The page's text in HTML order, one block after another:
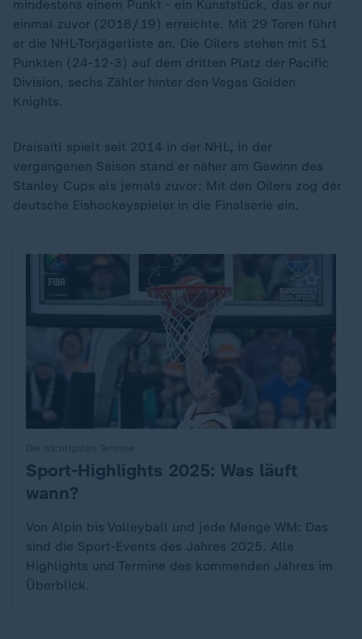
mindestens einem Punkt - ein Kunststück, das er nur
einmal zuvor (2018/19) erreichte. Mit 29 Toren führt
er die NHL-Torjägerliste an. Die Oilers stehen mit 51
Punkten (24-12-3) auf dem dritten Platz der Pacific
Division, sechs Zähler hinter den Vegas Golden
Knights.
Draisaitl spielt seit 2014 in der NHL, in der
vergangenen Saison stand er näher am Gewinn des
Stanley Cups als jemals zuvor: Mit den Oilers zog der
deutsche Eishockeyspieler in die Finalserie ein.
:Sport-Highlights 2025: Was läuft
wann?
Von Alpin bis Volleyball und jede Menge WM: Das
sind die Sport-Events des Jahres 2025. Alle
Highlights und Termine des kommenden Jahres im
Überblick.